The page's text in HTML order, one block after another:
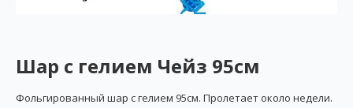
Шар с гелием Чейз 95см
Фольгированный шар с гелием 95см. Пролетает около недели.